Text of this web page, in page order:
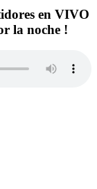
en VIVO
la noche !